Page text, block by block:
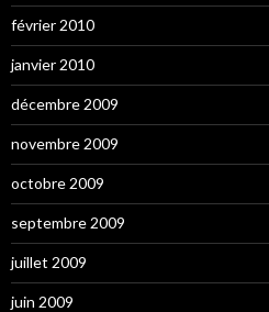
février 2010
janvier 2010
décembre 2009
novembre 2009
octobre 2009
septembre 2009
juillet 2009
juin 2009